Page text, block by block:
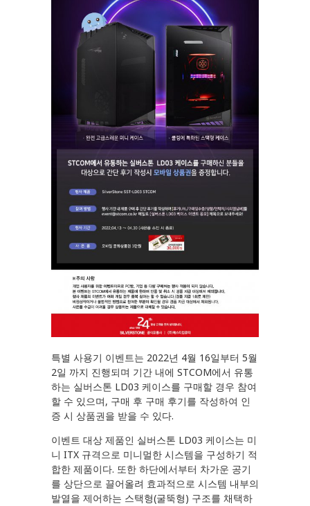
특별 사용기 이벤트는 2022년 4월 16일부터 5월
2일 까지 진행되며 기간 내에 STCOM에서 유통
하는 실버스톤 LD03 케이스를 구매할 경우 참여
할 수 있으며, 구매 후 구매 후기를 작성하여 인
증 시 상품권을 받을 수 있다.
이벤트 대상 제품인 실버스톤 LD03 케이스는 미
니 ITX 규격으로 미니멀한 시스템을 구성하기 적
합한 제품이다. 또한 하단에서부터 차가운 공기
를 상단으로 끌어올려 효과적으로 시스템 내부의
발열을 제어하는 스택형(굴뚝형) 구조를 채택하